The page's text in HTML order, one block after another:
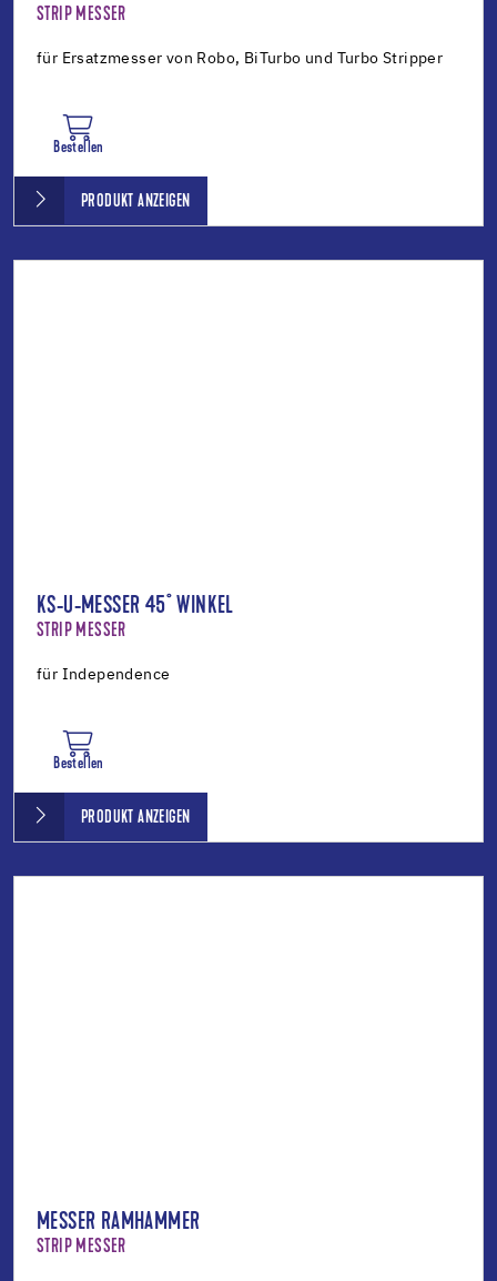
STRIP MESSER
für Ersatzmesser von Robo, BiTurbo und Turbo Stripper
Bestellen
PRODUKT ANZEIGEN
KS-U-MESSER 45° WINKEL
STRIP MESSER
für Independence
Bestellen
PRODUKT ANZEIGEN
MESSER RAMHAMMER
STRIP MESSER